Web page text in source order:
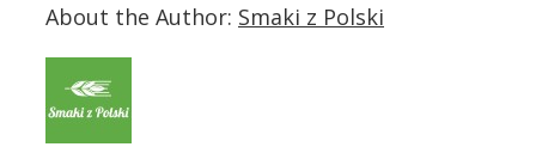
About the Author: Smaki z Polski